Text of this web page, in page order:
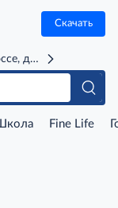
Скачать
д. 71Г (м. Речной
Fine Life